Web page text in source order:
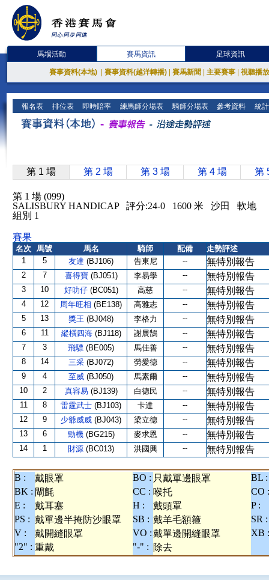
馬場活動 賽馬資訊 足球資訊
賽事資料(本地) 賽事資料(越洋轉播) 賽馬新聞 主要賽事 視聽播
報名表 排位表 即時賠率 練馬師分場表 騎師分場表 參考資料 統
第 1 場 第 2 場 第 3 場 第 4 場 第
第 1 場 (099)
SALISBURY HANDICAP 評分:24-0 1600 米 沙田 軟地
組別 1
賽果
名次 馬號 馬名 騎師 配備
走勢評述
1
5 友達 (BJ106) 告東尼 -- 無特別報告
2 7 喜得寶 (BJ051) 李易學 -- 無特別報告
3 10 好叻仔 (BC051) 高慈 -- 無特別報告
4 12 周年旺相 (BE138) 高雅志 -- 無特別報告
5 13 獎王 (BJ048) 李格力 -- 無特別報告
6 11 縱橫四海 (BJ118) 謝展鵠 -- 無特別報告
7 3 飛驃 (BE005) 馬佳善 -- 無特別報告
8 14 三采 (BJ072) 勞愛德 -- 無特別報告
9 4 至威 (BJ050) 馬素爾 -- 無特別報告
10 2 真容易 (BJ139) 白德民 -- 無特別報告
11 8 雷霆武士 (BJ103) 卡達 -- 無特別報告
12 9 少爺威威 (BJ043) 梁立德 -- 無特別報告
13 6 勁機 (BG215) 麥求恩 -- 無特別報告
14 1 財源 (BC013) 洪國興 -- 無特別報告
B : 戴眼罩 BO : 只戴單邊眼罩
BL :
BK : 閘氈 CC : 喉托
CO :
E :
戴耳塞 H : 戴頭罩
P :
PS : 戴單邊半掩防沙眼罩 SB : 戴羊毛額箍
SR :
V :
戴開縫眼罩 VO :戴單邊開縫眼罩
XB :
"2" : 重戴 "-" : 除去